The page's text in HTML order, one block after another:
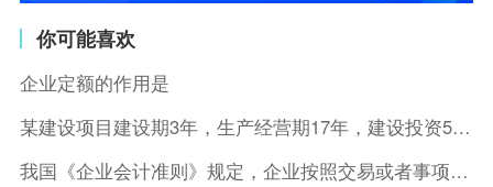
你可能喜欢
企业定额的作用是
某建设项目建设期3年，生产经营期17年，建设投资5500万元
我国《企业会计准则》规定，企业按照交易或者事项的经济特征确定